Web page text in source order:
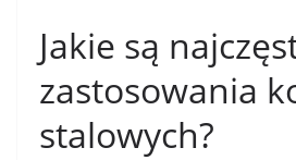
Jakie są
zastosowania
stalowych?